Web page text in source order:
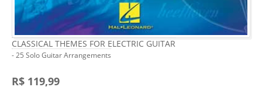
CLASSICAL THEMES FOR ELECTRIC GUITAR
- 25 Solo Guitar Arrangements
R$ 119,99